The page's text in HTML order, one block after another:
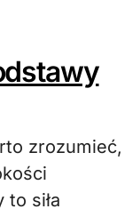
zrozumieć,
siła